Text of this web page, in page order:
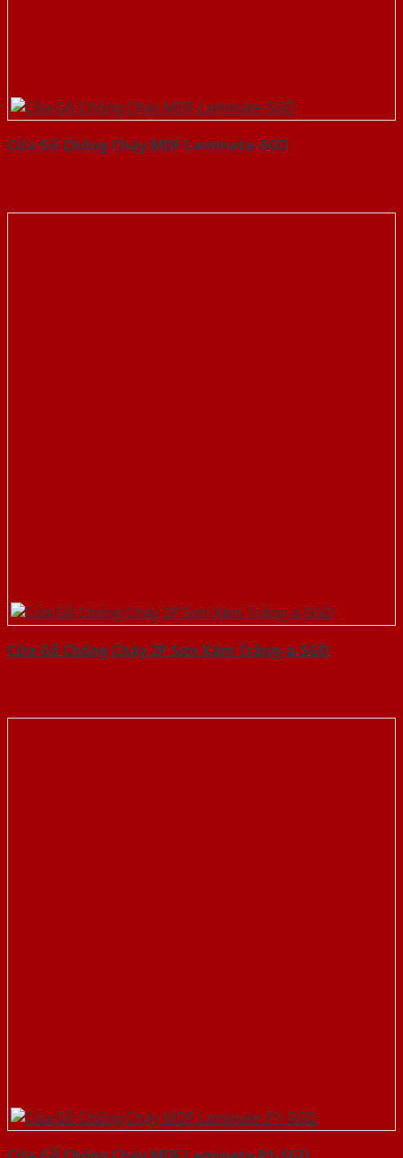
Cửa Gỗ Chống Cháy MDF Laminate-SGD
Cửa Gỗ Chống Cháy 2P Sơn Xám Trắng-a-SGD